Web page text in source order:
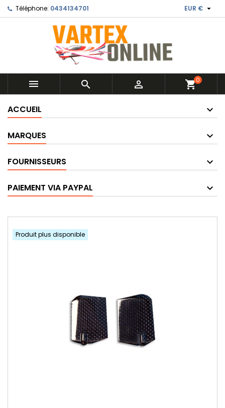
Téléphone: 0434134701 EUR € 
   shopping_cart0
ACCUEIL
MARQUES
FOURNISSEURS
PAIEMENT VIA PAYPAL
Produit plus disponible